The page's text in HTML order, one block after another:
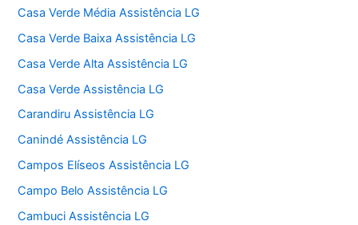
Casa Verde Média Assistência LG
Casa Verde Baixa Assistência LG
Casa Verde Alta Assistência LG
Casa Verde Assistência LG
Carandiru Assistência LG
Canindé Assistência LG
Campos Elíseos Assistência LG
Campo Belo Assistência LG
Cambuci Assistência LG